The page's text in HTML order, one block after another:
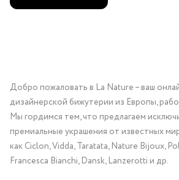
Добро пожаловать в La Nature – ваш
дизайнерской бижутерии из Европы,
Мы гордимся тем, что предлагаем
премиальные украшения от известных
как Ciclon, Vidda, Taratata, Nature Bijoux,
Francesca Bianchi, Dansk, Lanzerotti и др.